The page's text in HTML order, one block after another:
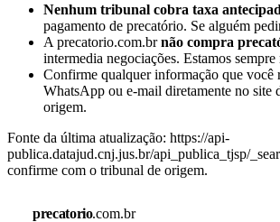
Nenhum tribunal cobra taxa
pagamento de precatório. Se alguém
A precatorio.com.brnão compra
intermedia negociações. Estamos
Confirme qualquer informação que você
WhatsApp ou e-mail diretamente no site
origem.
Fonte da última atualização: https://api-
publica.datajud.cnj.jus.br/api_publica_tjsp/
confirme com o tribunal de origem.
precatorio.com.br